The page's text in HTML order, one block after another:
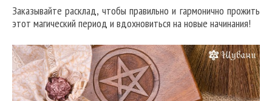
Заказывайте расклад, чтобы правильно и гармонично прожить
этот магический период и вдохновиться на новые начинания!